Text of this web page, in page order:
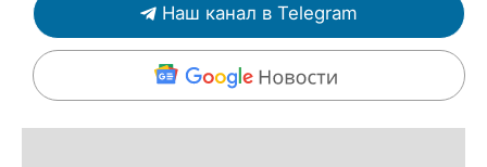
Наш канал в Telegram